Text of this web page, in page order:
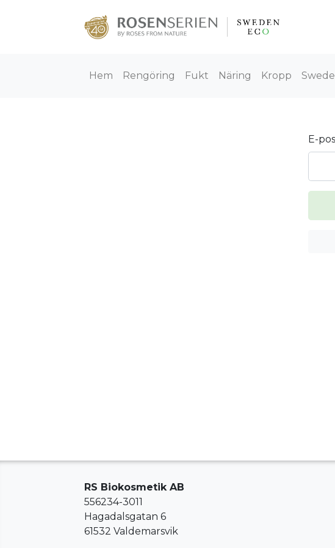
Hem Rengöring Fukt Näring Kropp
E-
RS Biokosmetik AB
556234-3011
Hagadalsgatan 6
61532 Valdemarsvik